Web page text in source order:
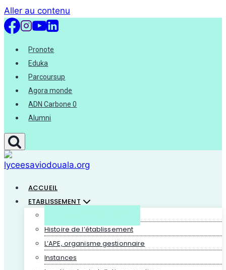
Aller au contenu
Pronote
Eduka
Parcoursup
Agora monde
ADN Carbone 0
Alumni
ACCUEIL
ETABLISSEMENT
Histoire de l’établissement
L’APE, organisme gestionnaire
Instances